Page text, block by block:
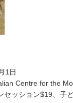
1日
Centre for the
セッション$19、子